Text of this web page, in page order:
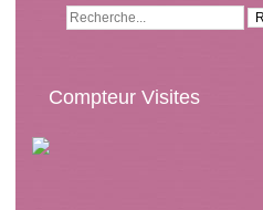
Compteur Visites